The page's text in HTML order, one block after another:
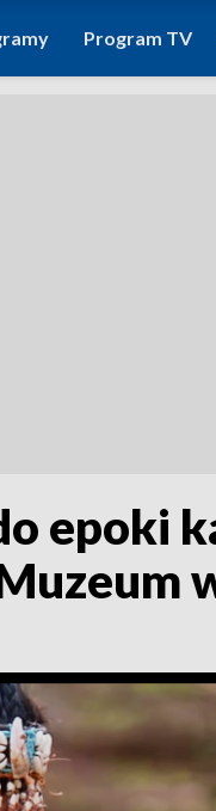
Program TV
epoki